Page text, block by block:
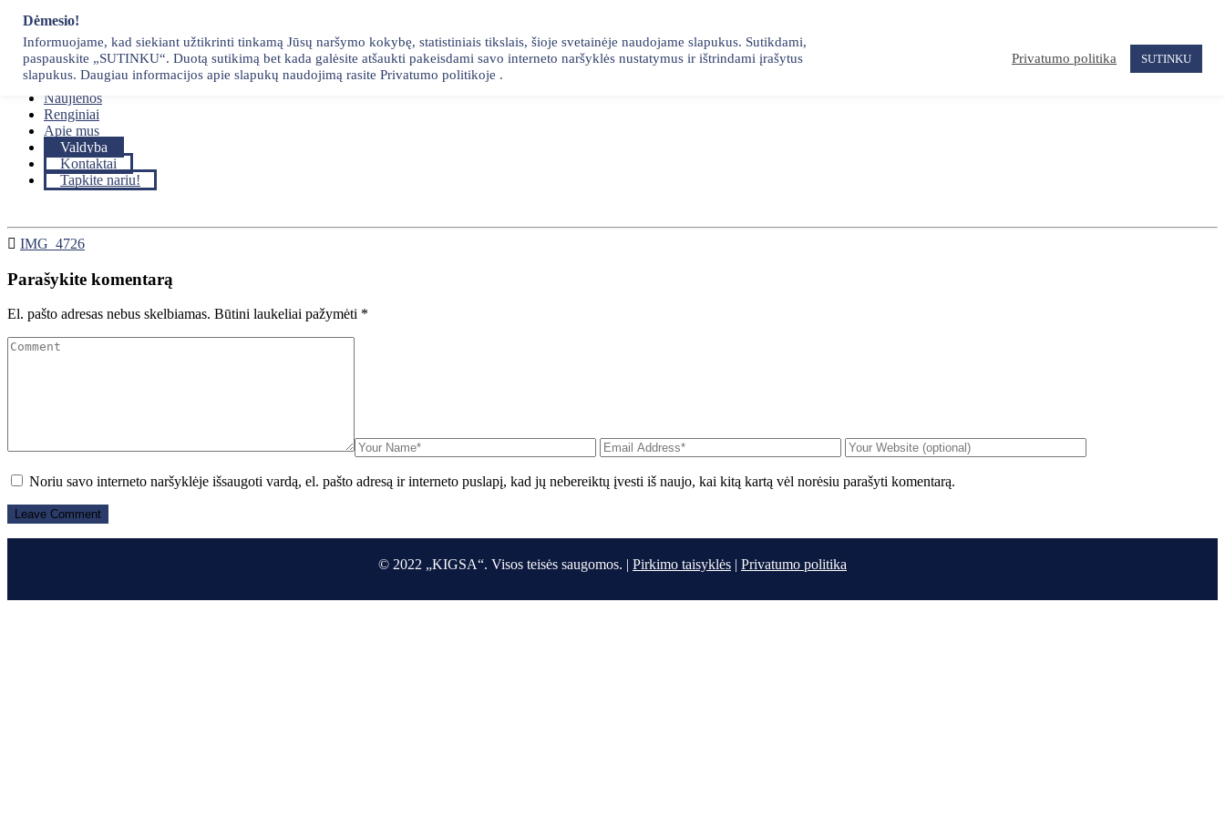
Skip
content
Pradžia
Narystė
Naujienos
Renginiai
Apie mus
Valdyba
Kontaktai
Tapkite nariu!
IMG_4726
Parašykite komentarą
El. pašto adresas nebus skelbiamas. Būtini laukeliai pažymėti *
Noriu savo interneto naršyklėje išsaugoti vardą, el. pašto adresą ir interneto puslapį, kad jų nebereiktų įvesti iš naujo, kai kitą kartą vėl norėsiu parašyti komentarą.
© 2022 „KIGSA“. Visos teisės saugomos. | Pirkimo taisyklės | Privatumo politika
Dėmesio!
Informuojame, kad siekiant užtikrinti tinkamą Jūsų naršymo kokybę, statistiniais tikslais, šioje svetainėje naudojame slapukus. Sutikdami,
paspauskite „SUTINKU“. Duotą sutikimą bet kada galėsite atšaukti pakeisdami savo interneto naršyklės nustatymus ir ištrindami įrašytus
slapukus. Daugiau informacijos apie slapukų naudojimą rasite Privatumo politikoje .
Privatumo politika SUTINKU